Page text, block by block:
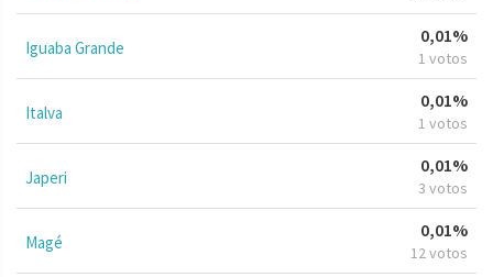
Iguaba Grande
0,01%
1 votos
Italva
0,01%
1 votos
Japeri
0,01%
3 votos
Magé
0,01%
12 votos